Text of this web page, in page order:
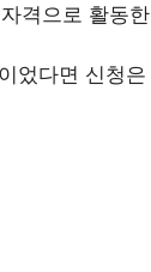
격으로 활동
었다면 신청